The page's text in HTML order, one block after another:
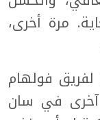
مرة أخرى،
لفريق فولهام
2019، ومرة آخرى في سان